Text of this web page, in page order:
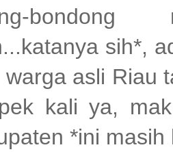
sih*,
warga asli Riau
kali ya,
*ini masih